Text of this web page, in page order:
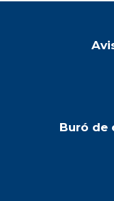
Buró de